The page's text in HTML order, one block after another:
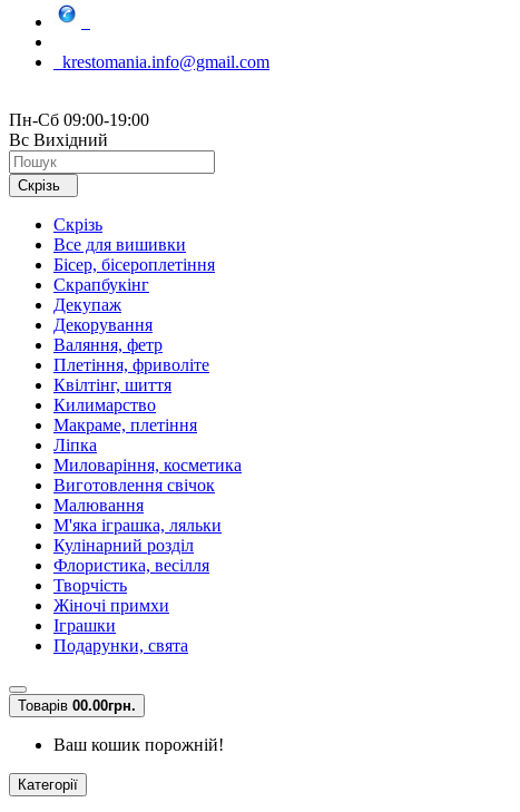
krestomania.info@gmail.com
Пн-Сб 09:00-19:00
Вс Вихідний
Скрізь
Скрізь
Все для вишивки
Бісер, бісероплетіння
Скрапбукінг
Декупаж
Декорування
Валяння, фетр
Плетіння, фриволіте
Квілтінг, шиття
Килимарство
Макраме, плетіння
Ліпка
Миловаріння, косметика
Виготовлення свічок
Малювання
М'яка іграшка, ляльки
Кулінарний розділ
Флористика, весілля
Творчість
Жіночі примхи
Іграшки
Подарунки, свята
Товарів 00.00грн.
Ваш кошик порожній!
Категорії